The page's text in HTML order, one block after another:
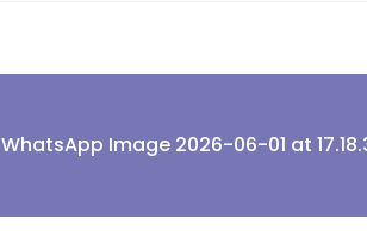
WhatsApp Image 2026-06-01 at